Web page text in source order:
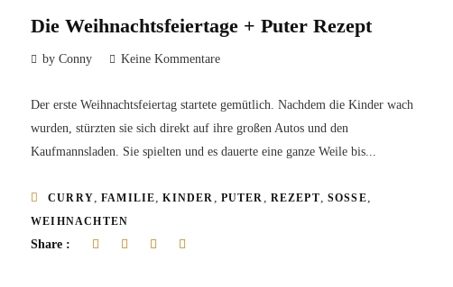
Die Weihnachtsfeiertage + Puter Rezept
by Conny Keine Kommentare
Der erste Weihnachtsfeiertag startete gemütlich. Nachdem die Kinder wach
wurden, stürzten sie sich direkt auf ihre großen Autos und den
Kaufmannsladen. Sie spielten und es dauerte eine ganze Weile bis...
CURRY FAMILIE ,KINDER PUTER REZEPT SOSSE
WEIHNACHTEN
Share :